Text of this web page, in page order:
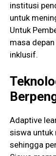
institusi
untuk
Untuk
masa
inklusif.
Adaptive
siswa untuk
sehingga